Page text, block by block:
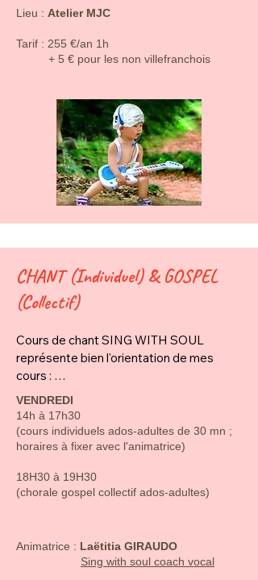
apprentissages fondamentaux :
motricité, découverte corporelle,
socialisation.
Lieu : Atelier MJC
​​Tarif : 255 €/an 1h​​
+ 5 € pour les non villefranchois
CHANT (Individuel) & GOSPEL
(Collectif)
Cours de chant SING WITH SOUL
représente bien l'orientation de mes
cours :
On chante avec son âme, ses émotions
autour de la technique ! ! !
Le chant est un moyen d’expression par
lequel les enfants, adolescents et
émotions, apprendre à respirer, à écouter
leurs corps, pour trouver un rythme une
Chorale gospel SING WITH SOUL :
La chorale gospel sera axée sur le lâcher
VENDREDI
14h à 17h30
(cours individuels ados-adultes de 30 mn ;
horaires à fixer avec l'animatrice)
18H30 à 19H30
(chorale gospel collectif ados-adultes)
​​​Animatrice : Laëtitia GIRAUDO
Sing with soul coach vocal